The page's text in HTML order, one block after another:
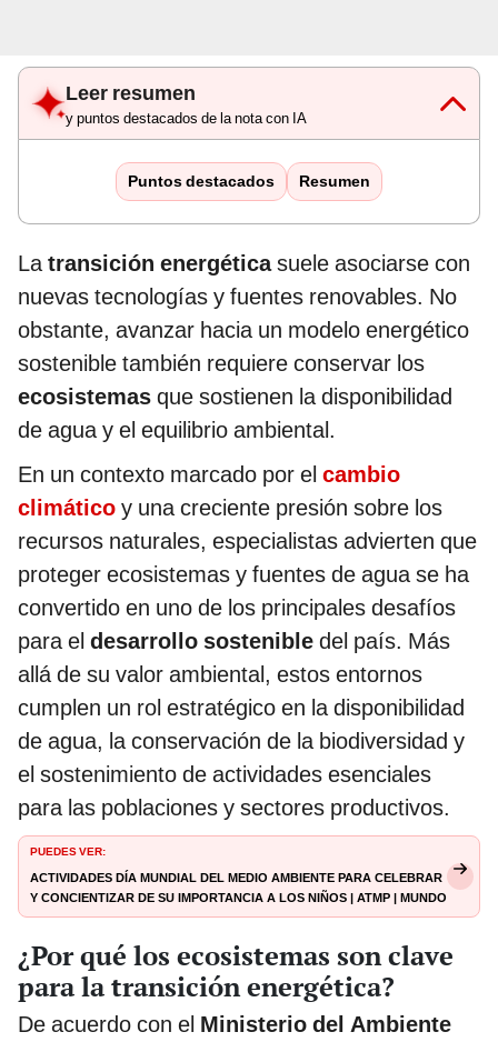
Leer resumen
y puntos destacados de la nota con IA
Puntos destacados Resumen
Latransición energéticasuele asociarse con
nuevas tecnologías y fuentes renovables. No
obstante, avanzar hacia un modelo energético
sostenible también requiere conservar los
ecosistemas que sostienen la disponibilidad
de agua y el equilibrio ambiental.
En un contexto marcado por el cambio
climático y una creciente presión sobre los
recursos naturales, especialistas advierten que
proteger ecosistemas y fuentes de agua se ha
convertido en uno de los principales desafíos
para el desarrollo sostenible del país. Más
allá de su valor ambiental, estos entornos
cumplen un rol estratégico en la disponibilidad
de agua, la conservación de la biodiversidad y
el sostenimiento de actividades esenciales
para las poblaciones y sectores productivos.
PUEDES VER:
Actividades Día Mundial del Medio Ambiente para celebrar
y concientizar de su importancia a los niños | ATMP | Mundo
| La República
¿Por qué los ecosistemas son clave
para la transición energética?
De acuerdo con el Ministerio del Ambiente